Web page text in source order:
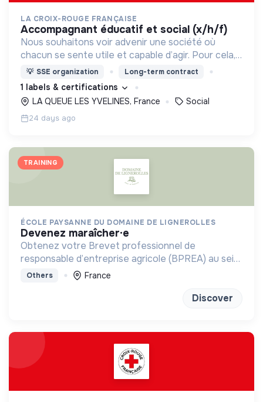
LA CROIX-ROUGE FRANÇAISE
accompagnant éducatif et social (x/h/f)
Nous souhaitons voir advenir une société où
chacun se sente utile et capable d’agir. Pour cela,
nous proposons des moyens et des lieux
d’engagement innovants et adaptés à tous.
💡 SSE organization Long-term contract
1 labels & certifications
LA QUEUE LES YVELINES, France
Social
24 days ago
TRAINING
ÉCOLE PAYSANNE DU DOMAINE DE LIGNEROLLES
devenez maraîcher·e
Obtenez votre Brevet professionnel de
responsable d’entreprise agricole (BPREA) au sein
d'une ferme en maraîchage bio-intensive
Others France
Discover